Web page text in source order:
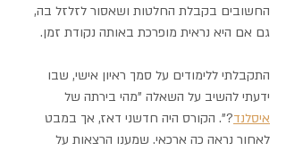
החשובים בקבלת החלטות ושאסור לזלזל בה,
גם אם היא נראית מופרכת באותה נקודת זמן.
התקבלתי ללימודים על סמך ראיון אישי, שבו
ידעתי להשיב על השאלה "מהי בירתה של
איסלנד?". הקורס היה חדשני דאז, אך במבט
לאחור נראה כה ארכאי. שמענו הרצאות על